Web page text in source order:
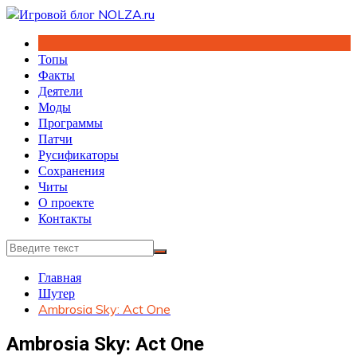
Перейти
содержимому
Топы
Факты
Деятели
Моды
Программы
Патчи
Русификаторы
Сохранения
Читы
О проекте
Контакты
Главная
Шутер
Ambrosia Sky: Act One
Ambrosia Sky: Act One